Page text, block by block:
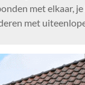
met elkaar,
met